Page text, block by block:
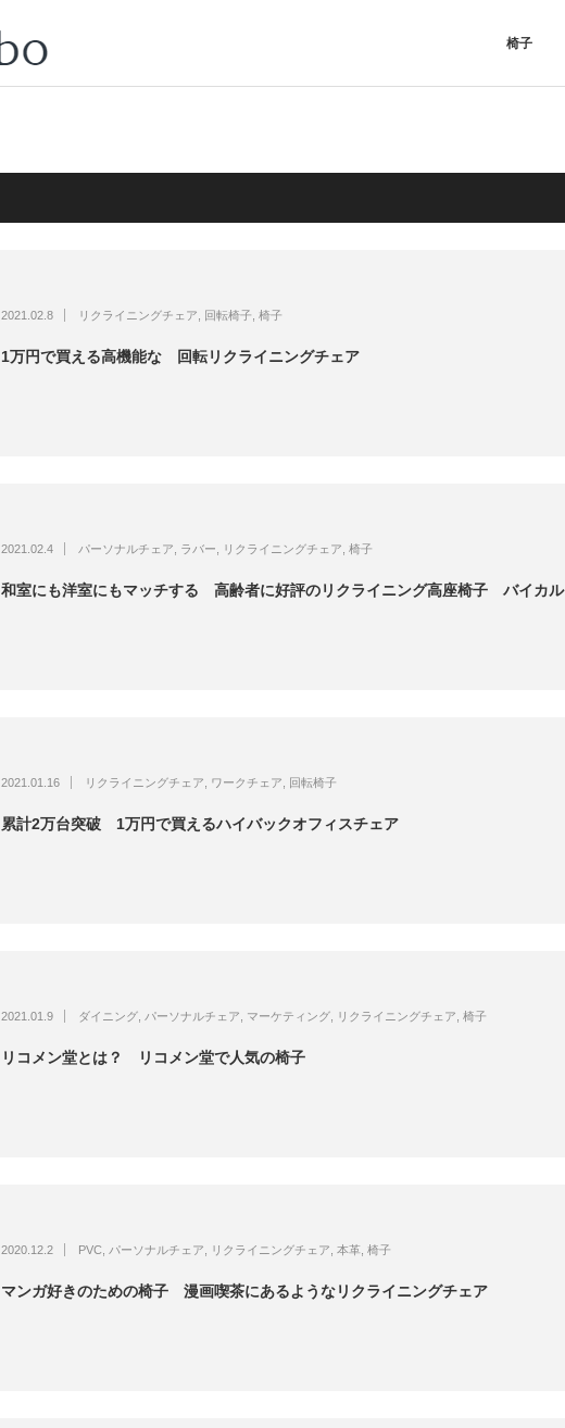
椅子
2021.02.8 リクライニングチェア 回転椅子 椅子
1万円で買える高機能な 回転リクライニングチェア
2021.02.4 パーソナルチェア ラバー リクライニングチェア 椅子
和室にも洋室にもマッチする 高齢者に好評のリクライニング高座椅子 バイカル
2021.01.16 リクライニングチェア ワークチェア 回転椅子
累計2万台突破 1万円で買えるハイバックオフィスチェア
2021.01.9 ダイニング パーソナルチェア マーケティング リクライニングチェア 椅子
リコメン堂とは？ リコメン堂で人気の椅子
2020.12.2 PVC パーソナルチェア リクライニングチェア 本革 椅子
マンガ好きのための椅子 漫画喫茶にあるようなリクライニングチェア